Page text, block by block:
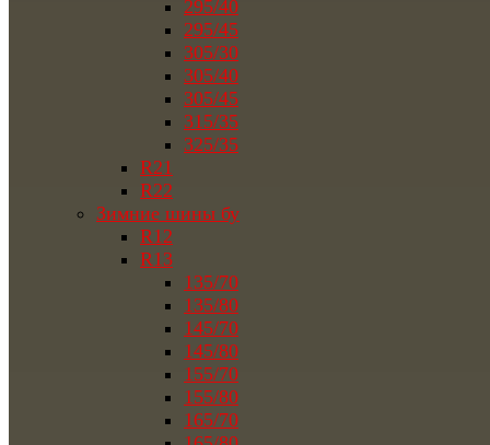
295/40
295/45
305/30
305/40
305/45
315/35
325/35
R21
R22
Зимние шины бу
R12
R13
135/70
135/80
145/70
145/80
155/70
155/80
165/70